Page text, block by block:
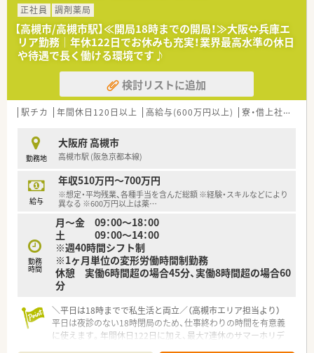
＼ こんな会社です ／
■稼働している工場は半世紀以上も歴史の中で主要な役割を果
たし、変わることなく高品質で安定的な製造を行っています。
■交通利便性に非常に優れた立地に位置しており、安定した供
給、高品質で低コスト、効率性において真に競争力のある製剤工
場として、様々なニーズにこたえられるように品質第一で日々研
鑽に励んでいます。
■最新鋭の設備を保有し、アンプル、バイアルの他、ユーザーの
使用利便性を考慮したシリンジ製剤を製造しています。
イアル、生物学的製剤も製造しています。
■錠剤の製造から包装までを一貫製造しており、人の健康を支え
る医薬品を製造する工場として、自動化設備とコンピューターシ
ステムのもと夜間無人運転を含め24時間稼働を実施し、優れた
品質の錠剤を安定的に製造しています。
■経済産業省が認定する「健康経営優良法人 2022」（中小規模法
人部門）を取得ています。
■日本政策投資銀行の「DBJ健康経営（ヘルスマネジメント）格
付」を取得しています。
＼ このような方を求めています ／
■品質管理もしくは品質保証の経験が2年以上の方
■安定した環境でさらに成長したい方
正社員
調剤薬局
【高槻市/高槻市駅】≪開局18時までの開局！≫大阪⇔兵庫エ
リア勤務│年休122日でお休みも充実！業界最高水準の休日
や待遇で長く働ける環境です♪
検討リストに追加
駅チカ 年間休日120日以上 高給与(600万円以上) 寮・借上社宅あり
勤務地
大阪府 高槻市
高槻市駅 (阪急京都本線)
給与
年収510万円～700万円
※想定・平均残業、各種手当を含んだ総額 ※経験・スキルなどにより
異なる ※600万円以上は薬…
勤務
時間
月～金 09：00～18：00
土 09：00～14：00
※週40時間シフト制
※1ヶ月単位の変形労働時間制勤務
休憩 実働6時間超の場合45分、実働8時間超の場合60
分
＼平日は18時までで私生活と両立／（高槻市エリア担当より）
平日は夜診のない18時閉局のため、仕事終わりの時間を有意義
に使えます。年間休日122日に加え、最大7連休のサマーホリデ